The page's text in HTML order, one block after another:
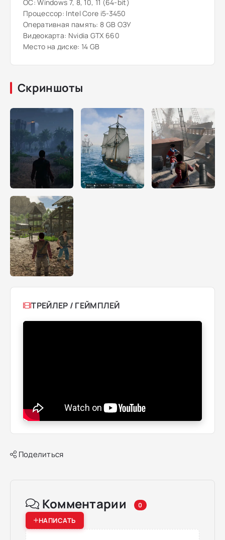
ОС: Windows 7, 8, 10, 11 (64-bit)
Процессор: Intel Core i5-3450
Оперативная память: 8 GB ОЗУ
Видеокарта: Nvidia GTX 660
Место на диске: 14 GB
Скриншоты
ТРЕЙЛЕР / ГЕЙМПЛЕЙ
Поделиться
Комментарии 0
НАПИСАТЬ